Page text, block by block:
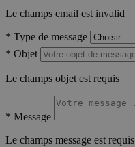
Le champs email est invalid
* Type de message
* Objet
Le champs objet est requis
* Message
Le champs message est requis